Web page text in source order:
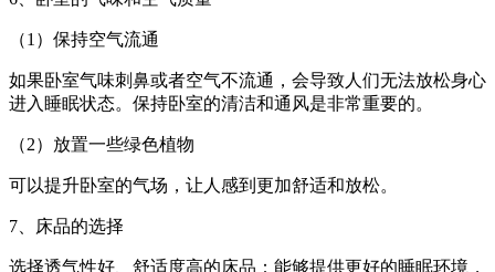
（1）保持空气流通
如果卧室气味刺鼻或者空气不流通，会导致人们无法放松身心
进入睡眠状态。保持卧室的清洁和通风是非常重要的。
（2）放置一些绿色植物
可以提升卧室的气场，让人感到更加舒适和放松。
7、床品的选择
选择透气性好、舒适度高的床品：能够提供更好的睡眠环境，